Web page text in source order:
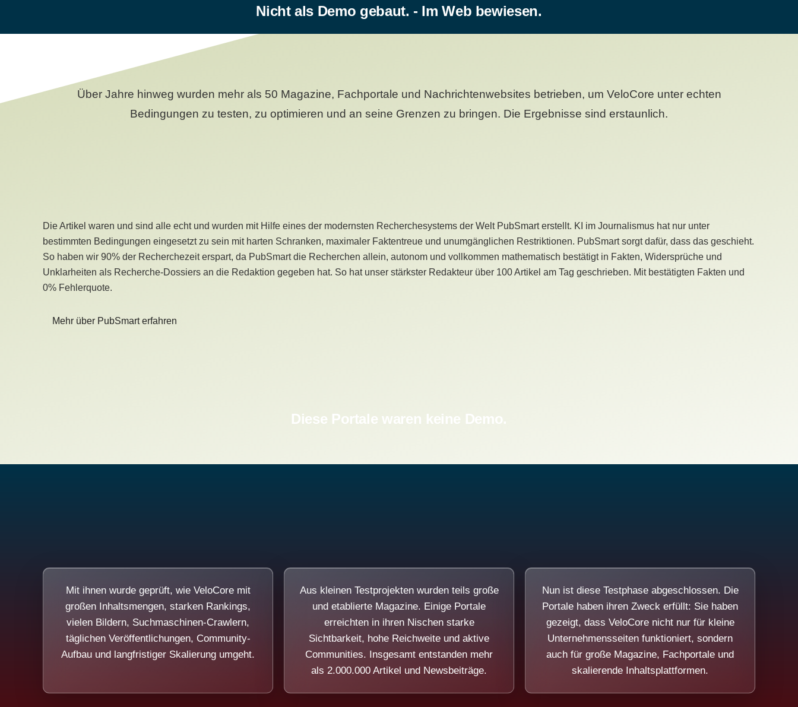
Nicht als Demo gebaut. - Im Web bewiesen.
Über Jahre hinweg wurden mehr als 50 Magazine, Fachportale und Nachrichtenwebsites betrieben, um VeloCore unter echten
Bedingungen zu testen, zu optimieren und an seine Grenzen zu bringen. Die Ergebnisse sind erstaunlich.
Die Artikel waren und sind alle echt und wurden mit Hilfe eines der modernsten Recherchesystems der Welt PubSmart erstellt. KI im Journalismus hat nur unter
bestimmten Bedingungen eingesetzt zu sein mit harten Schranken, maximaler Faktentreue und unumgänglichen Restriktionen. PubSmart sorgt dafür, dass das geschieht.
So haben wir 90% der Recherchezeit erspart, da PubSmart die Recherchen allein, autonom und vollkommen mathematisch bestätigt in Fakten, Widersprüche und
Unklarheiten als Recherche-Dossiers an die Redaktion gegeben hat. So hat unser stärkster Redakteur über 100 Artikel am Tag geschrieben. Mit bestätigten Fakten und
0% Fehlerquote.
Mehr über PubSmart erfahren
Diese Portale waren keine Demo.
Mit ihnen wurde geprüft, wie VeloCore mit
großen Inhaltsmengen, starken Rankings,
vielen Bildern, Suchmaschinen-Crawlern,
täglichen Veröffentlichungen, Community-
Aufbau und langfristiger Skalierung umgeht.
Aus kleinen Testprojekten wurden teils große
und etablierte Magazine. Einige Portale
erreichten in ihren Nischen starke
Sichtbarkeit, hohe Reichweite und aktive
Communities. Insgesamt entstanden mehr
als 2.000.000 Artikel und Newsbeiträge.
Nun ist diese Testphase abgeschlossen. Die
Portale haben ihren Zweck erfüllt: Sie haben
gezeigt, dass VeloCore nicht nur für kleine
Unternehmensseiten funktioniert, sondern
auch für große Magazine, Fachportale und
skalierende Inhaltsplattformen.